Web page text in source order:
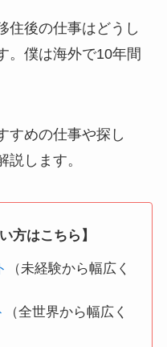
住後の仕事はどうし
。僕は海外で10年間
すめの仕事や探し
します。
方はこちら】
（未経験から幅広く
（全世界から幅広く